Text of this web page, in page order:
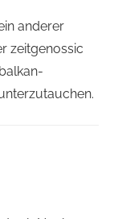
anderer
zeitgenossic